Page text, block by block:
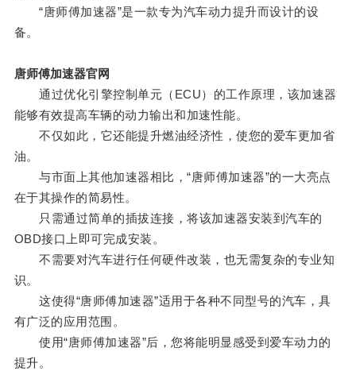
“唐师傅加速器”是一款专为汽车动力提升而设计的设
备。
唐师傅加速器官网
通过优化引擎控制单元（ECU）的工作原理，该加速器
能够有效提高车辆的动力输出和加速性能。
不仅如此，它还能提升燃油经济性，使您的爱车更加省
油。
与市面上其他加速器相比，“唐师傅加速器”的一大亮点
在于其操作的简易性。
只需通过简单的插拔连接，将该加速器安装到汽车的
OBD接口上即可完成安装。
不需要对汽车进行任何硬件改装，也无需复杂的专业知
识。
这使得“唐师傅加速器”适用于各种不同型号的汽车，具
有广泛的应用范围。
使用“唐师傅加速器”后，您将能明显感受到爱车动力的
提升。